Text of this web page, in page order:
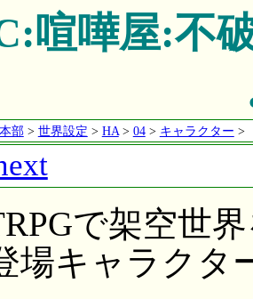
喧嘩屋:不
部> 世界設定 > HA> 04> キャラクター >
で架空世
場キャラクタ